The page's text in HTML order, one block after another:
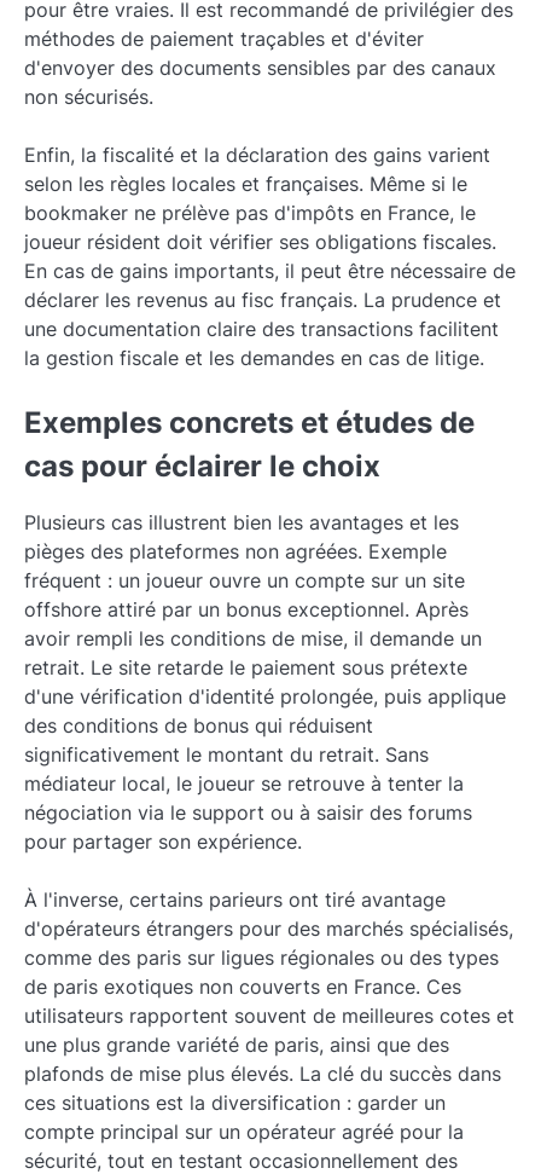
pour être vraies. Il est recommandé de privilégier des
méthodes de paiement traçables et d'éviter
d'envoyer des documents sensibles par des canaux
non sécurisés.
Enfin, la fiscalité et la déclaration des gains varient
selon les règles locales et françaises. Même si le
bookmaker ne prélève pas d'impôts en France, le
joueur résident doit vérifier ses obligations fiscales.
En cas de gains importants, il peut être nécessaire de
déclarer les revenus au fisc français. La prudence et
une documentation claire des transactions facilitent
la gestion fiscale et les demandes en cas de litige.
Exemples concrets et études de
cas pour éclairer le choix
Plusieurs cas illustrent bien les avantages et les
pièges des plateformes non agréées. Exemple
fréquent : un joueur ouvre un compte sur un site
offshore attiré par un bonus exceptionnel. Après
avoir rempli les conditions de mise, il demande un
retrait. Le site retarde le paiement sous prétexte
d'une vérification d'identité prolongée, puis applique
des conditions de bonus qui réduisent
significativement le montant du retrait. Sans
médiateur local, le joueur se retrouve à tenter la
négociation via le support ou à saisir des forums
pour partager son expérience.
À l'inverse, certains parieurs ont tiré avantage
d'opérateurs étrangers pour des marchés spécialisés,
comme des paris sur ligues régionales ou des types
de paris exotiques non couverts en France. Ces
utilisateurs rapportent souvent de meilleures cotes et
une plus grande variété de paris, ainsi que des
plafonds de mise plus élevés. La clé du succès dans
ces situations est la diversification : garder un
compte principal sur un opérateur agréé pour la
sécurité, tout en testant occasionnellement des